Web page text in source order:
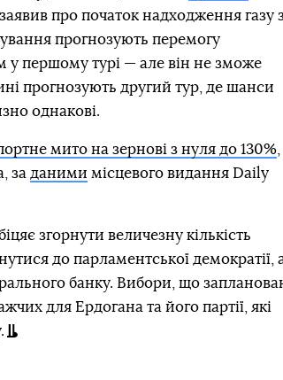
про початок надходження газу
прогнозують перемогу
у першому турі — але він не зможе
прогнозують другий тур, де шанси
однакові.
мито на зернові з нуля до 130%,
за даними місцевого видання Daily
згорнути величезну кількість
до парламентської демократії,
банку. Вибори, що
для Ердогана та його партії, які